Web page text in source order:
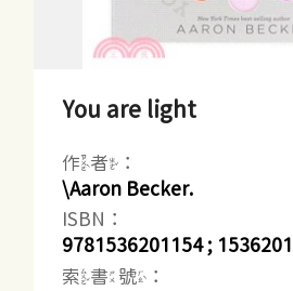
You are light
作者：
\Aaron Becker.
ISBN：
9781536201154 ;
索書號：